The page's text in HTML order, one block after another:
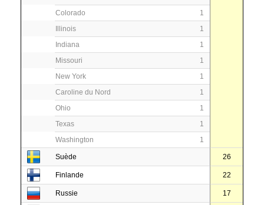
Colorado
1
Illinois
1
Indiana
1
Missouri
1
New York
1
Caroline du Nord
1
Ohio
1
Texas
1
Washington
1
Suède 26
Finlande 22
Russie 17